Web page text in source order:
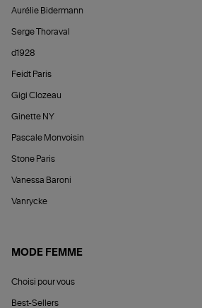
Aurélie Bidermann
Serge Thoraval
d1928
Feidt Paris
Gigi Clozeau
Ginette NY
Pascale Monvoisin
Stone Paris
Vanessa Baroni
Vanrycke
MODE FEMME
Choisi pour vous
Best-Sellers